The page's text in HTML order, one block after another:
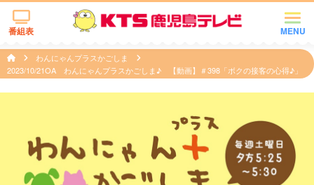
MENU
番組表
わんにゃんプラスかごしま
2023/10/21OA わんにゃんプラスかごしま♪ 【動画】＃398「ボクの接客の心得♪」